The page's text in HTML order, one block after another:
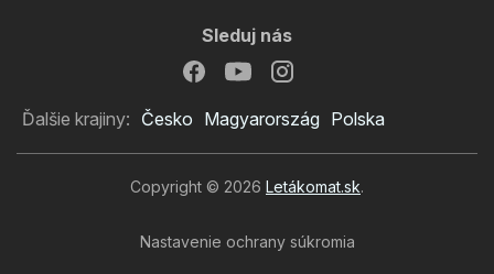
Sleduj nás
Ďalšie krajiny: Česko Magyarország Polska
Copyright © 2026 Letákomat.sk.
Nastavenie ochrany súkromia